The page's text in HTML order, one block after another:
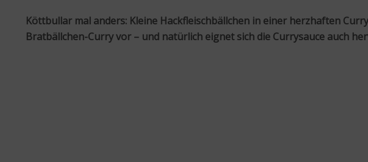
Köttbullar mal anders: Kleine Hackfleischbällchen in einer herzhaften
Bratbällchen-Curry vor – und natürlich eignet sich die Currysauce auch